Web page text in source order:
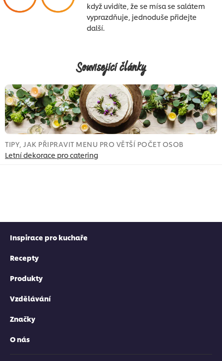
když uvidíte, že se mísa se salátem
vyprazdňuje, jednoduše přidejte
další.
Související články
TIPY, JAK PŘIPRAVIT MENU PRO VĚTŠÍ POČET OSOB
Letní dekorace pro catering
Inspirace pro kuchaře
Recepty
Produkty
Vzdělávání
Značky
O nás